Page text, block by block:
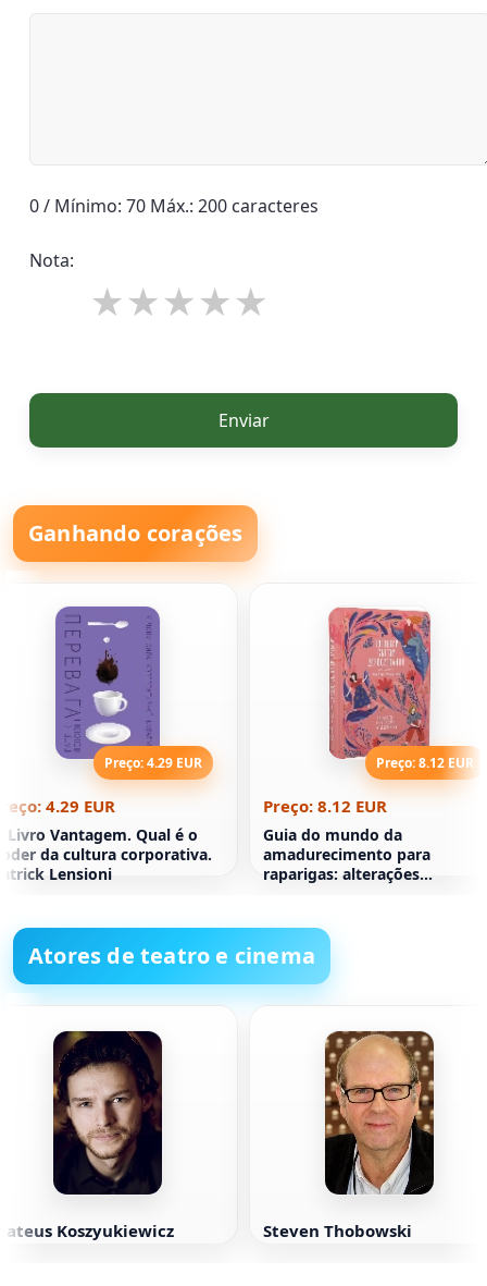
0 / Mínimo: 70 Máx.: 200 caracteres
Nota:
Enviar
Ganhando corações
Preço: 4.29 EUR
4.29 EUR
Livro Vantagem. Qual é o
da cultura corporativa.
Lensioni
Preço: 8.12 EUR
Preço: 8.12 EUR
Guia do mundo da
amadurecimento para
raparigas: alterações
Atores de teatro e cinema
Koszyukiewicz Steven Thobowski